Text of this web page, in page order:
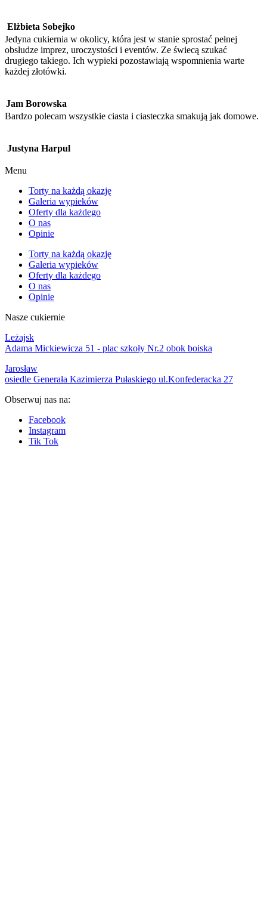
Elżbieta Sobejko
Jedyna cukiernia w okolicy, która jest w stanie sprostać pełnej
obsłudze imprez, uroczystości i eventów. Ze świecą szukać
drugiego takiego. Ich wypieki pozostawiają wspomnienia warte
każdej złotówki.
Jam Borowska
Bardzo polecam wszystkie ciasta i ciasteczka smakują jak domowe.
Justyna Harpul
Menu
Torty na każdą okazję
Galeria wypieków
Oferty dla każdego
O nas
Opinie
Torty na każdą okazję
Galeria wypieków
Oferty dla każdego
O nas
Opinie
Nasze cukiernie
Leżajsk
Adama Mickiewicza 51 - plac szkoły Nr.2 obok boiska
Jarosław
osiedle Generała Kazimierza Pułaskiego ul.Konfederacka 27
Obserwuj nas na:
Facebook
Instagram
Tik Tok